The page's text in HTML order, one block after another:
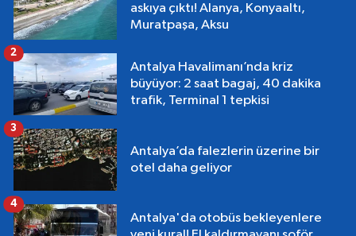
askıya çıktı! Alanya, Konyaaltı,
Muratpaşa, Aksu
Antalya Havalimanı’nda kriz
büyüyor: 2 saat bagaj, 40 dakika
trafik, Terminal 1 tepkisi
2
Antalya’da falezlerin üzerine bir
otel daha geliyor
3
Antalya'da otobüs bekleyenlere
4